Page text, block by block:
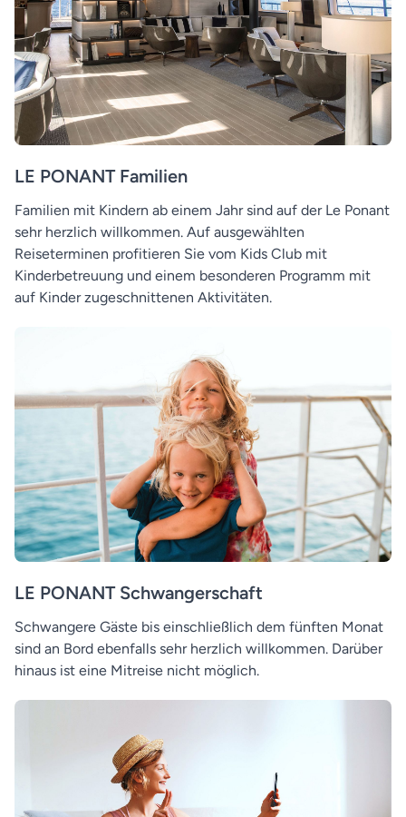
LE PONANT Familien
Familien mit Kindern ab einem Jahr sind auf der Le Ponant
sehr herzlich willkommen. Auf ausgewählten
Reiseterminen profitieren Sie vom Kids Club mit
Kinderbetreuung und einem besonderen Programm mit
auf Kinder zugeschnittenen Aktivitäten.
LE PONANT Schwangerschaft
Schwangere Gäste bis einschließlich dem fünften Monat
sind an Bord ebenfalls sehr herzlich willkommen. Darüber
hinaus ist eine Mitreise nicht möglich.